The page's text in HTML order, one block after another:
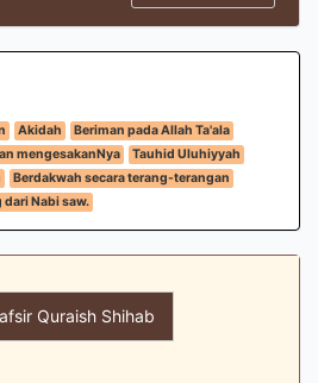
Akidah
Beriman pada Allah Ta'ala
mengesakanNya
Tauhid Uluhiyyah
Berdakwah secara terang-terangan
Nabi saw.
Quraish Shihab